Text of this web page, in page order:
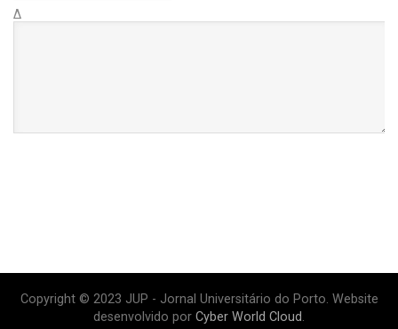
Δ
Copyright © 2023 JUP - Jornal Universitário do Porto. Website
desenvolvido por Cyber World Cloud.